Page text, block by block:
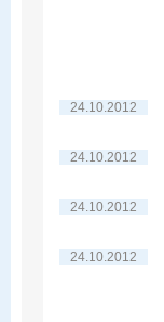
24.10.2012
24.10.2012
24.10.2012
24.10.2012